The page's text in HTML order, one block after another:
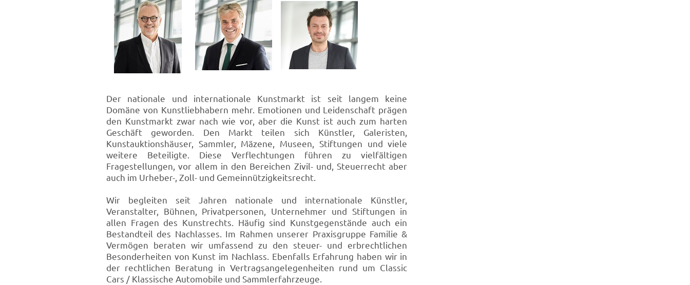
Der nationale und internationale Kunstmarkt ist seit langem keine
Domäne von Kunstliebhabern mehr. Emotionen und Leidenschaft prägen
den Kunstmarkt zwar nach wie vor, aber die Kunst ist auch zum harten
Geschäft geworden. Den Markt teilen sich Künstler, Galeristen,
Kunstauktionshäuser, Sammler, Mäzene, Museen, Stiftungen und viele
weitere Beteiligte. Diese Verflechtungen führen zu vielfältigen
Fragestellungen, vor allem in den Bereichen Zivil- und, Steuerrecht aber
auch im Urheber-, Zoll- und Gemeinnützigkeitsrecht.
Wir begleiten seit Jahren nationale und internationale Künstler,
Veranstalter, Bühnen, Privatpersonen, Unternehmer und Stiftungen in
allen Fragen des Kunstrechts. Häufig sind Kunstgegenstände auch ein
Bestandteil des Nachlasses. Im Rahmen unserer Praxisgruppe Familie &
Vermögen beraten wir umfassend zu den steuer- und erbrechtlichen
Besonderheiten von Kunst im Nachlass. Ebenfalls Erfahrung haben wir in
der rechtlichen Beratung in Vertragsangelegenheiten rund um Classic
Cars / Klassische Automobile und Sammlerfahrzeuge.